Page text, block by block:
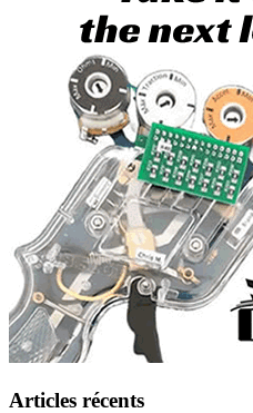
Articles récents